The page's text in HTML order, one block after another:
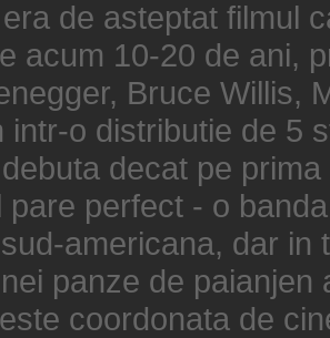
de asteptat filmul
acum 10-20 de ani,
Bruce Willis,
intr-o distributie de 5
decat pe
pare perfect - o
americana, dar in
panze de
coordonata de